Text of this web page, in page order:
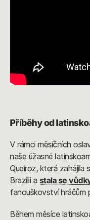
Příběhy od
V rámci měsíčních
naše úžasné
Queiroz, která zahájila
Brazílii a stala se
fanouškovství hráčům
Během měsíce